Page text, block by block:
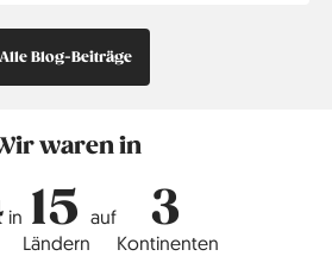
Alle Blog-Beiträge
waren in
in 15
Ländern
auf 3
Kontinenten